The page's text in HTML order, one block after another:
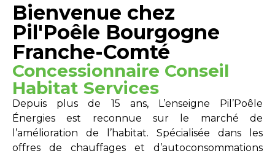
Bienvenue chez
Pil'Poêle Bourgogne
Franche-Comté
Concessionnaire Conseil
Habitat Services
Depuis plus de 15 ans, L’enseigne Pil’Poêle
Énergies est reconnue sur le marché de
l’amélioration de l’habitat. Spécialisée dans les
offres de chauffages et d’autoconsommations